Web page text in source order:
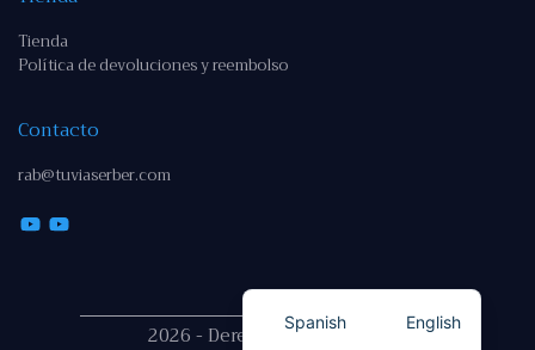
Tienda
Política de devoluciones y reembolso
Contacto
rab@tuviaserber.com
2026 - Derechos reservados
Spanish English